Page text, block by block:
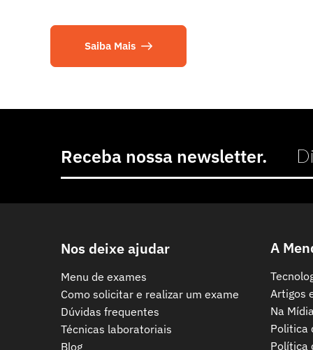
Saiba Mais
Receba nossa newsletter.
Nos deixe ajudar
Menu de exames
Como solicitar e realizar um exame
Dúvidas frequentes
Técnicas laboratoriais
Blog
A
Artigos
Na
Politica
Política